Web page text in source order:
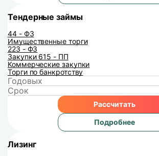
Тендерные займы
44 - ФЗ
Имущественные торги
223 - ФЗ
Закупки 615 - ПП
Коммерческие закупки
Торги по банкротству
Годовых
Срок
Рассчитать
Подробнее
Лизинг